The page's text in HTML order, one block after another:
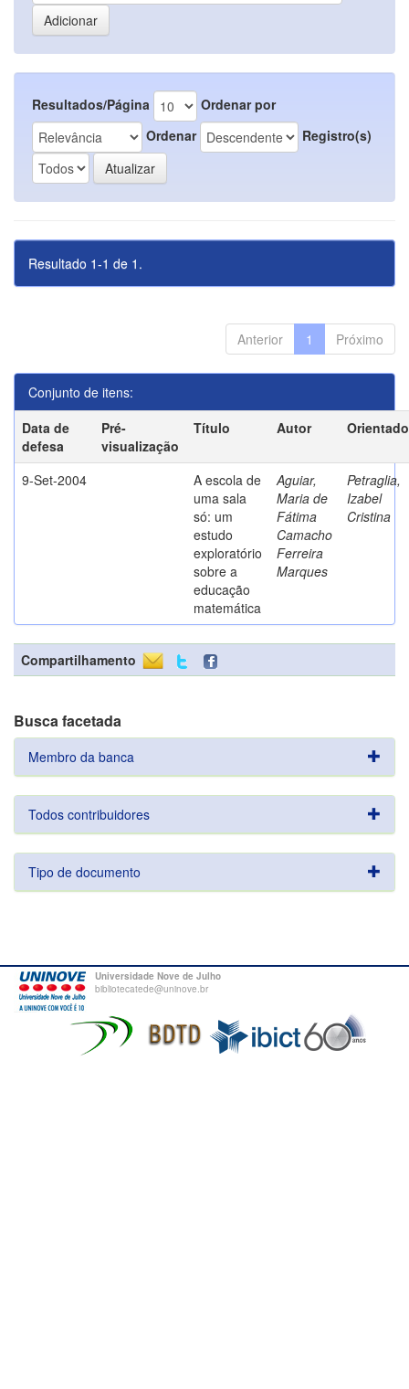
Resultados/Página
Ordenar por
Ordenar
Registro(s)
Resultado 1-1 de 1.
Anterior 1 Próximo
Conjunto de itens:
Data de
defesa
Pré-
visualização
Título Autor
9-Set-2004
A escola de
uma sala
só: um
estudo
exploratório
sobre a
educação
matemática
Aguiar,
Maria de
Fátima
Camacho
Ferreira
Marques
Petraglia,
Izabel
Cristina
Compartilhamento
Busca facetada
Membro da banca
Todos contribuidores
Tipo de documento
Universidade Nove de Julho
bibliotecatede@uninove.br